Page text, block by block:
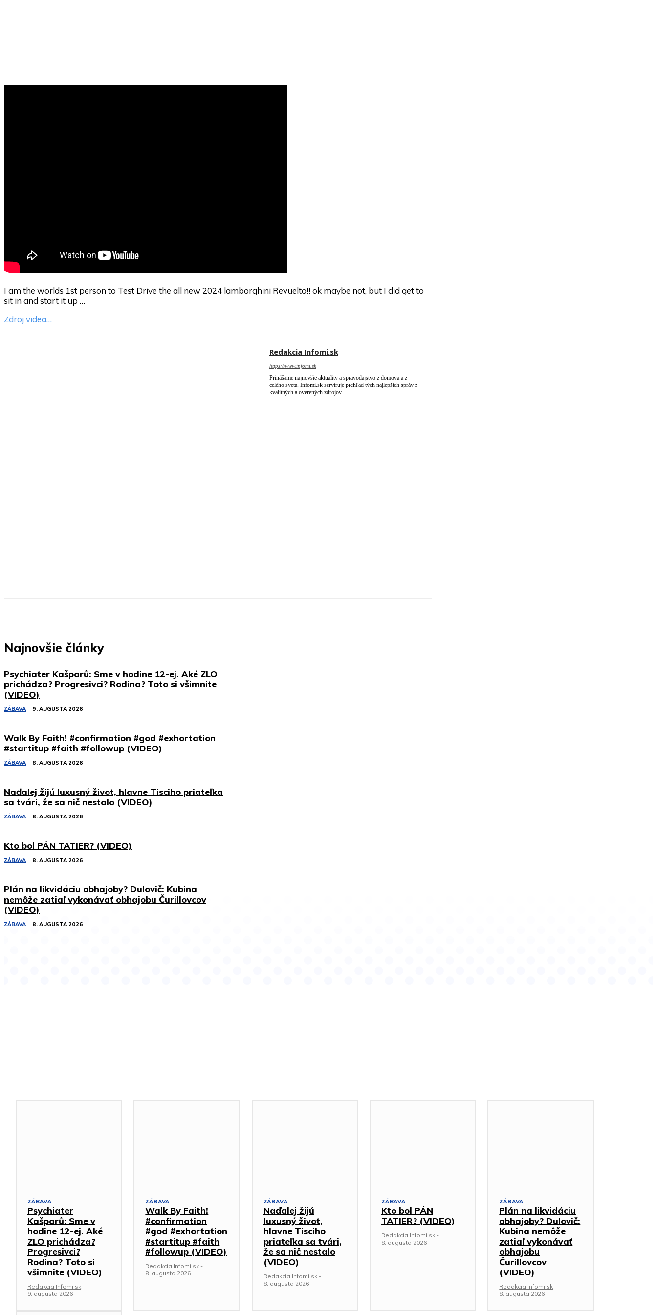
I am the worlds 1st person to Test Drive the all new 2024 lamborghini Revuelto!! ok maybe not, but I did get to
sit in and start it up …
Zdroj videa…
Redakcia Infomi.sk
https://www.infomi.sk
Prinášame najnovšie aktuality a spravodajstvo z domova a z
celého sveta. Infomi.sk servíruje prehľad tých najlepších správ z
kvalitných a overených zdrojov.
Najnovšie články
Psychiater Kašparů: Sme v hodine 12-ej. Aké ZLO
prichádza? Progresivci? Rodina? Toto si všimnite
(VIDEO)
ZÁBAVA 9. AUGUSTA 2026
Walk By Faith! #confirmation #god #exhortation
#startitup #faith #followup (VIDEO)
ZÁBAVA 8. AUGUSTA 2026
Naďalej žijú luxusný život, hlavne Tisciho priateľka
sa tvári, že sa nič nestalo (VIDEO)
ZÁBAVA 8. AUGUSTA 2026
Kto bol PÁN TATIER? (VIDEO)
ZÁBAVA 8. AUGUSTA 2026
Plán na likvidáciu obhajoby? Dulovič: Kubina
nemôže zatiaľ vykonávať obhajobu Čurillovcov
(VIDEO)
ZÁBAVA 8. AUGUSTA 2026
ZÁBAVA
Psychiater
Kašparů: Sme v
hodine 12-ej. Aké
ZLO prichádza?
Progresivci?
Rodina? Toto si
všimnite (VIDEO)
Redakcia Infomi.sk -
9. augusta 2026
ZÁBAVA
Walk By Faith!
#confirmation
#god #exhortation
#startitup #faith
#followup (VIDEO)
Redakcia Infomi.sk -
8. augusta 2026
ZÁBAVA
Naďalej žijú
luxusný život,
hlavne Tisciho
priateľka sa tvári,
že sa nič nestalo
(VIDEO)
Redakcia Infomi.sk -
8. augusta 2026
ZÁBAVA
Kto bol PÁN
TATIER? (VIDEO)
Redakcia Infomi.sk -
8. augusta 2026
ZÁBAVA
Plán na likvidáciu
obhajoby? Dulovič:
Kubina nemôže
zatiaľ vykonávať
obhajobu
Čurillovcov
(VIDEO)
Redakcia Infomi.sk -
8. augusta 2026